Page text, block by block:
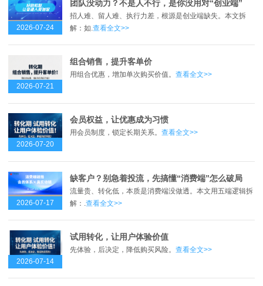
2026-07-24
团队没动力？不是人不行，是你没用对“创业端”
招人难、留人难、执行力差，根源是创业端缺失。本文拆
解：如.查看全文>>
2026-07-21
组合销售，提升客单价
用组合优惠，增加单次购买价值。 查看全文>>
2026-07-20
会员权益，让优惠成为习惯
用会员制度，锁定长期关系。 查看全文>>
2026-07-17
缺客户？别急着投流，先搞懂“消费端”怎么破局
流量贵、转化低，本质是消费端没做透。本文用五端逻辑拆
解：.查看全文>>
2026-07-14
试用转化，让用户体验价值
先体验，后决定，降低购买风险。 查看全文>>